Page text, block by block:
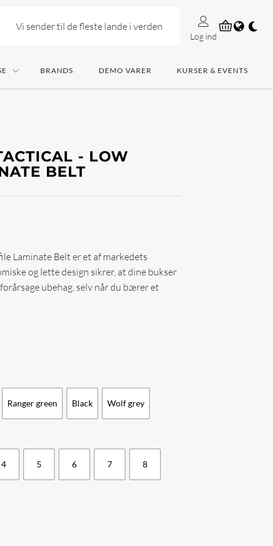
Vi sender til de fleste lande i verden
Log ind
BRANDS DEMO VARER KURSER & EVENTS
- LOW
BELT
Laminate Belt er et af markedets
og lette design sikrer, at dine bukser
ubehag, selv når du bærer et
Ranger green Black Wolf grey
4 5 6 7 8